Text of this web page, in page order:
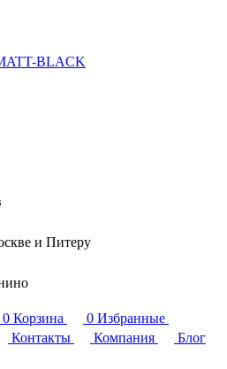
BLACK
и Питеру
0 Корзина 0 Избранные
Контакты Компания
Блог